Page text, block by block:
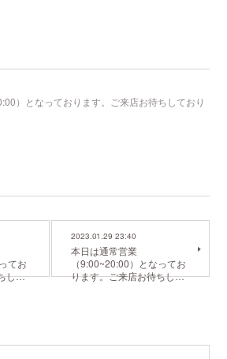
）となっております。ご来店お待ちしており
てお
し…
2023.01.29 23:40
本日は通常営業
（9:00~20:00）となってお
ります。ご来店お待ちし…